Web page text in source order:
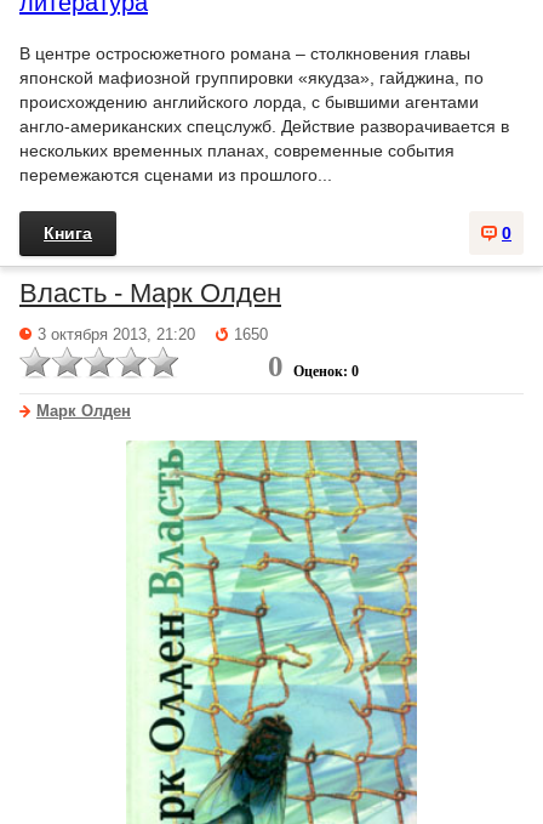
В центре остросюжетного романа – столкновения главы
японской мафиозной группировки «якудза», гайджина, по
происхождению английского лорда, с бывшими агентами
англо-американских спецслужб. Действие разворачивается в
нескольких временных планах, современные события
перемежаются сценами из прошлого...
0
Книга
Власть - Марк Олден
3 октября 2013, 21:20 1650
0 Оценок: 0
Марк Олден